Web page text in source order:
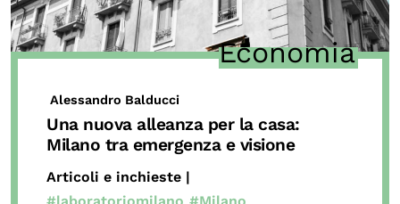
Economia
Alessandro Balducci
Una nuova alleanza per la casa:
Milano tra emergenza e visione
Articoli e inchieste |